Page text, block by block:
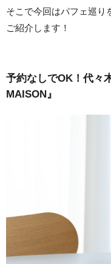
そこで今回はパフェ巡り
ご紹介します！
予約なしでOK！代々
MAISON』